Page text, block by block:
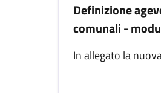
Definizione
comunali -
In allegato la